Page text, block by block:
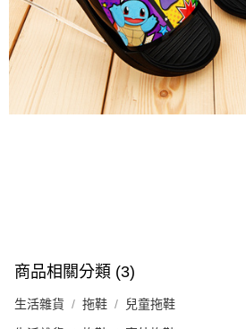
商品相關分類 (3)
生活雜貨 拖鞋 兒童拖鞋